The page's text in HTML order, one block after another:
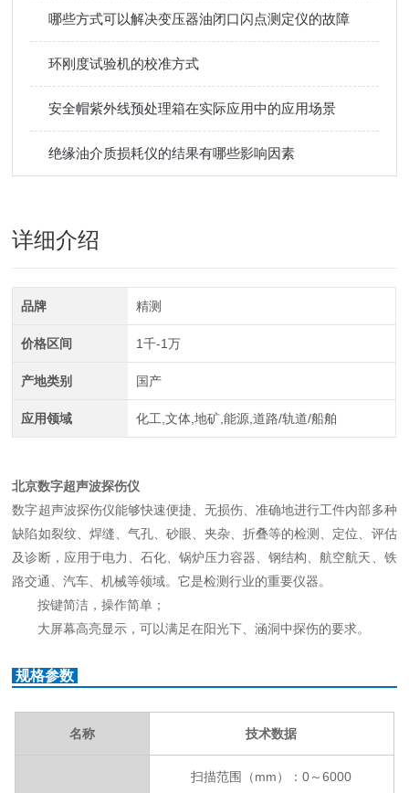
哪些方式可以解决变压器油闭口闪点测定仪的故障
环刚度试验机的校准方式
安全帽紫外线预处理箱在实际应用中的应用场景
绝缘油介质损耗仪的结果有哪些影响因素
详细介绍
品牌 精测
价格区间 1千-1万
产地类别 国产
应用领域 化工,文体,地矿,能源,道路/轨道/船舶
北京数字超声波探伤仪
数字超声波探伤仪能够快速便捷、无损伤、准确地进行工件内部多种
缺陷如裂纹、焊缝、气孔、砂眼、夹杂、折叠等的检测、定位、评估
及诊断，应用于电力、石化、锅炉压力容器、钢结构、航空航天、铁
路交通、汽车、机械等领域。它是检测行业的重要仪器。
按键简洁，操作简单；
大屏幕高亮显示，可以满足在阳光下、涵洞中探伤的要求。
规格参数
名称 技术数据
扫描范围（mm）：0～6000